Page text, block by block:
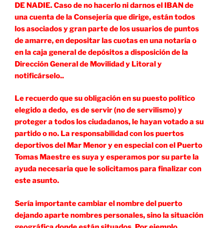
DE NADIE. Caso de no hacerlo ni darnos el IBAN de
una cuenta de la Consejería que dirige, están todos
los asociados y gran parte de los usuarios de puntos
de amarre, en depositar las cuotas en una notaría o
en la caja general de depósitos a disposición de la
Dirección General de Movilidad y Litoral y
notificárselo..
Le recuerdo que su obligación en su puesto político
elegido a dedo, es de servir (no de servilismo) y
proteger a todos los ciudadanos, le hayan votado a su
partido o no. La responsabilidad con los puertos
deportivos del Mar Menor y en especial con el Puerto
Tomas Maestre es suya y esperamos por su parte la
ayuda necesaria que le solicitamos para finalizar con
este asunto.
Sería importante cambiar el nombre del puerto
dejando aparte nombres personales, sino la situación